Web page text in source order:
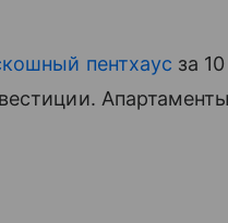
пентхаус за